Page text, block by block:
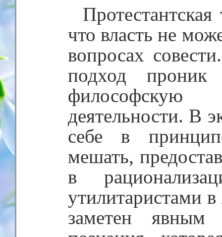
что власть не
вопросах
подход
философскую
деятельности. В
себе в
мешать,
в
утилитаристами
заметен явным